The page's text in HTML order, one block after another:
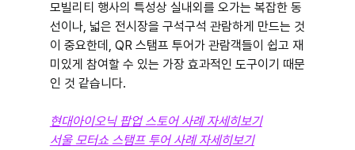
모빌리티 행사의 특성상 실내외를 오가는 복잡한 동
선이나, 넓은 전시장을 구석구석 관람하게 만드는 것
이 중요한데, QR 스탬프 투어가 관람객들이 쉽고 재
미있게 참여할 수 있는 가장 효과적인 도구이기 때문
인 것 같습니다.
현대아이오닉 팝업 스토어 사례 자세히보기
서울 모터쇼 스탬프 투어 사례 자세히보기